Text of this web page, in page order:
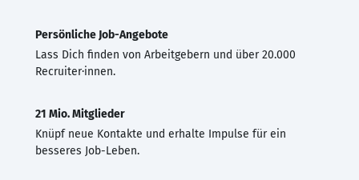
Persönliche Job-Angebote
Lass Dich finden von Arbeitgebern und über 20.000
Recruiter·innen.
21 Mio. Mitglieder
Knüpf neue Kontakte und erhalte Impulse für ein
besseres Job-Leben.